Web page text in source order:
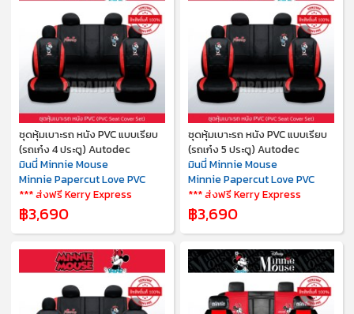
ชุดหุ้มเบาะรถ หนัง PVC แบบเรียบ
(รถเก๋ง 4 ประตู) Autodec
มินนี่ Minnie Mouse
Minnie Papercut Love PVC
*** ส่งฟรี Kerry Express
฿3,690
ชุดหุ้มเบาะรถ หนัง PVC แบบเรียบ
(รถเก๋ง 5 ประตู) Autodec
มินนี่ Minnie Mouse
Minnie Papercut Love PVC
*** ส่งฟรี Kerry Express
฿3,690